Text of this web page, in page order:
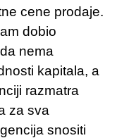
cene prodaje.
dobio
nema
kapitala, a
razmatra
za sva
snositi